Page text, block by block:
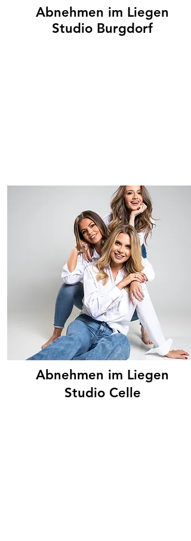
Abnehmen im Liegen
Studio Burgdorf
Abnehmen im Liegen
Studio Celle